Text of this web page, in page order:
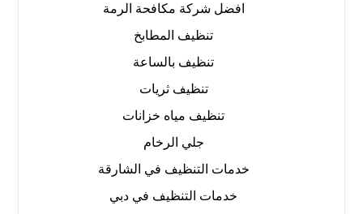
افضل شركة مكافحة الرمة
تنظيف المطابخ
تنظيف بالساعة
تنظيف ثريات
تنظيف مياه خزانات
جلي الرخام
خدمات التنظيف في الشارقة
خدمات التنظيف في دبي